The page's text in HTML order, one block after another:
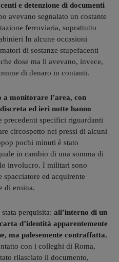
e detenzione di documenti
avevano segnalato un costante
ferroviaria, soprattutto
In alcune occasioni
di sostanze stupefacenti
dose ma li avevano, invece,
di denaro in contanti.
monitorare l’area, con
ed ieri notte hanno
precedenti specifici riguardanti
circospetto nei pressi di alcuni
pochi minuti è stato
in cambio di una somma di
involucro. I militari sono
ed acquirente
di eroina.
perquisita: all’interno di un
d’identità apparentemente
ma palesemente contraffatta.
con i colleghi di Roma,
rilasciato il documento,